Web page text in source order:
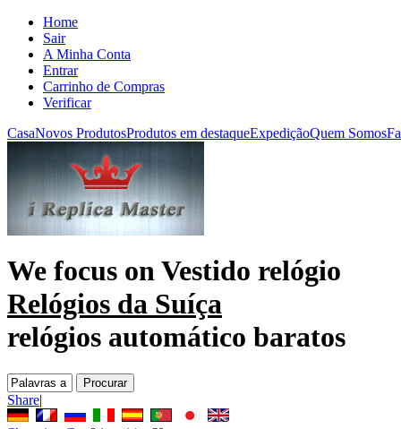
Home
Sair
A Minha Conta
Entrar
Carrinho de Compras
Verificar
CasaNovos ProdutosProdutos em destaqueExpediçãoQuem Somos
We focus onVestido relógio
Relógios da Suíça
relógios automático baratos
Share|